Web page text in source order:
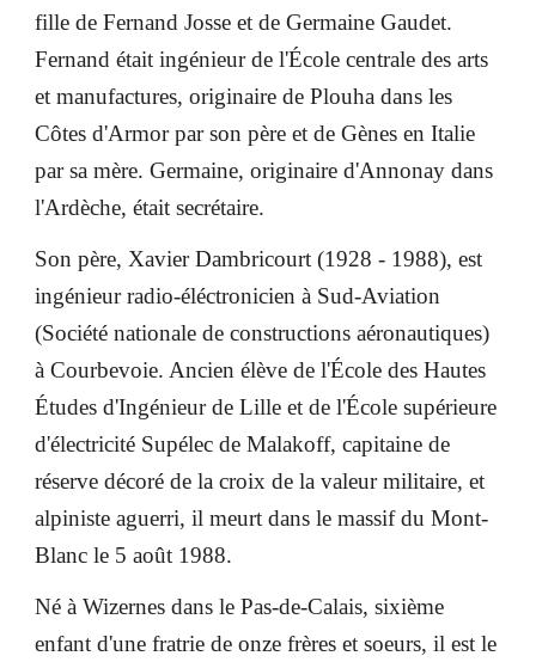
fille de Fernand Josse et de Germaine Gaudet.
Fernand était ingénieur de l'École centrale des arts
et manufactures, originaire de Plouha dans les
Côtes d'Armor par son père et de Gènes en Italie
par sa mère. Germaine, originaire d'Annonay dans
l'Ardèche, était secrétaire.
Son père, Xavier Dambricourt (1928 - 1988), est
ingénieur radio-éléctronicien à Sud-Aviation
(Société nationale de constructions aéronautiques)
à Courbevoie. Ancien élève de l'École des Hautes
Études d'Ingénieur de Lille et de l'École supérieure
d'électricité Supélec de Malakoff, capitaine de
réserve décoré de la croix de la valeur militaire, et
alpiniste aguerri, il meurt dans le massif du Mont-
Blanc le 5 août 1988.
Né à Wizernes dans le Pas-de-Calais, sixième
enfant d'une fratrie de onze frères et soeurs, il est le